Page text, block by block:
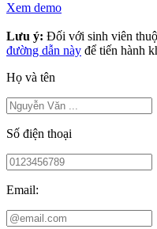
Xem demo
Lưu ý: Đối với sinh viên
đường dẫn này để tiến hành
Họ và tên
Số điện thoại
Email: